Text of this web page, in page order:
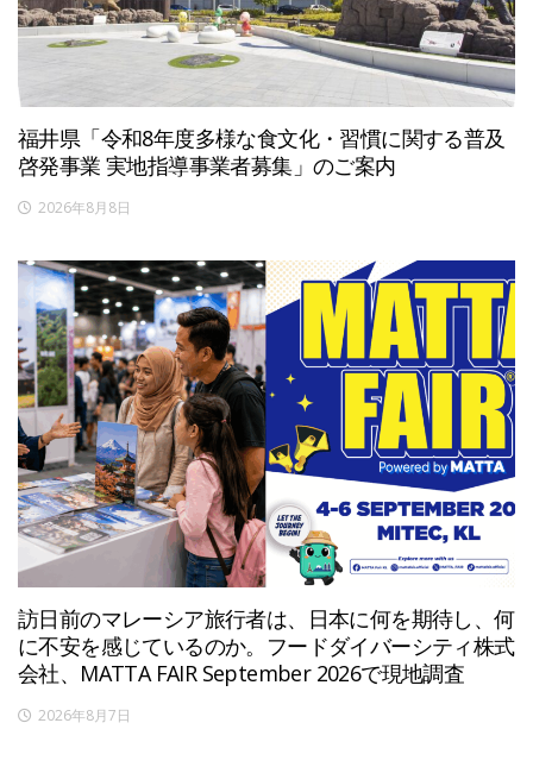
福井県「令和8年度多様な食文化・習慣に関する普及
啓発事業 実地指導事業者募集」のご案内
2026年8月8日
訪日前のマレーシア旅行者は、日本に何を期待し、何
に不安を感じているのか。フードダイバーシティ株式
会社、MATTA FAIR September 2026で現地調査
2026年8月7日